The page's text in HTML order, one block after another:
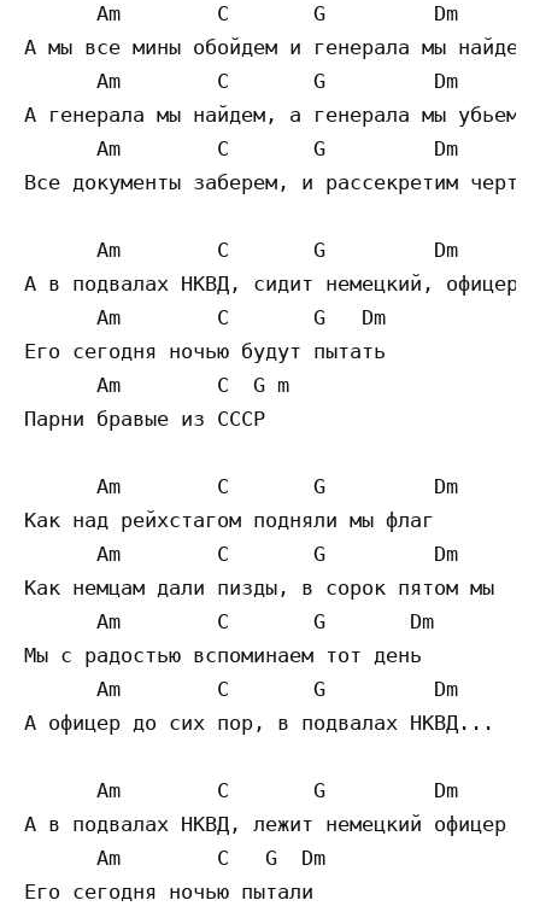
      Am        C       G         Dm
А мы все мины обойдем и генерала мы найдем
      Am        C       G         Dm
А генерала мы найдем, а генерала мы убьем
      Am        C       G         Dm
Все документы заберем, и рассекретим
      Am        C       G         Dm
А в подвалах НКВД, сидит немецкий, офицер
      Am        C       G   Dm
Его сегодня ночью будут пытать
      Am        C  G m
Парни бравые из СССР
      Am        C       G         Dm
Как над рейхстагом подняли мы флаг
      Am        C       G         Dm
Как немцам дали пизды, в сорок пятом мы
      Am        C       G       Dm
Мы с радостью вспоминаем тот день
      Am        C       G         Dm
А офицер до сих пор, в подвалах НКВД...
      Am        C       G         Dm
А в подвалах НКВД, лежит немецкий офицер
      Am        C   G  Dm
Его сегодня ночью пытали